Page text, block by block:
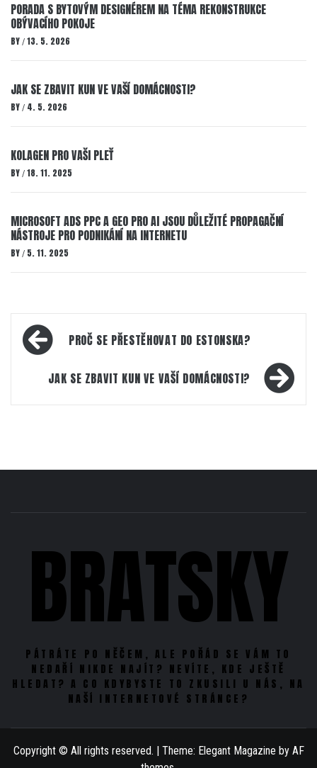
PORADA S BYTOVÝM DESIGNÉREM NA TÉMA REKONSTRUKCE
OBÝVACÍHO POKOJE
BY / 13. 5. 2026
JAK SE ZBAVIT KUN VE VAŠÍ DOMÁCNOSTI?
BY / 4. 5. 2026
KOLAGEN PRO VAŠI PLEŤ
BY / 18. 11. 2025
MICROSOFT ADS PPC A GEO PRO AI JSOU DŮLEŽITÉ PROPAGAČNÍ
NÁSTROJE PRO PODNIKÁNÍ NA INTERNETU
BY / 5. 11. 2025
Navigace
pro
příspěvek
PROČ SE PŘESTĚHOVAT DO ESTONSKA?
JAK SE ZBAVIT KUN VE VAŠÍ DOMÁCNOSTI?
BRATSKY
PÁTRÁTE PO NĚČEM, ALE POŘÁD SE VÁM TO
NEDAŘÍ NIKDE NAJÍT? NEVÍTE, KDE JEŠTĚ
HLEDAT? A CO KDYBYSTE TO ZKUSILI U NÁS, NA
NAŠÍ INTERNETOVÉ STRÁNCE?
Copyright © All rights reserved. Theme: Elegant Magazine by AF